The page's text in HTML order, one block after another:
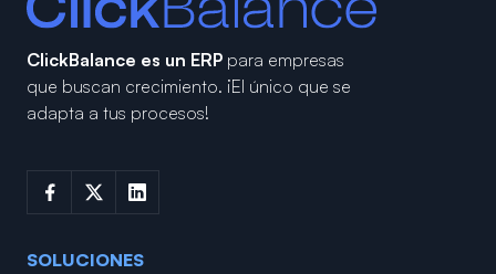
ClickBalance es un ERP para empresas
que buscan crecimiento. ¡El único que se
adapta a tus procesos!
SOLUCIONES